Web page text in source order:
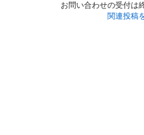
お問い合わせの受付は
関連投稿